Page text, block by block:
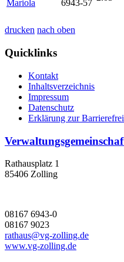
Mariola
6943-57
drucken nach oben
Quicklinks
Kontakt
Inhaltsverzeichnis
Impressum
Datenschutz
Erklärung zur
Rathausplatz 1
85406 Zolling
08167 6943-0
08167 9023
rathaus@vg-zolling.de
www.vg-zolling.de